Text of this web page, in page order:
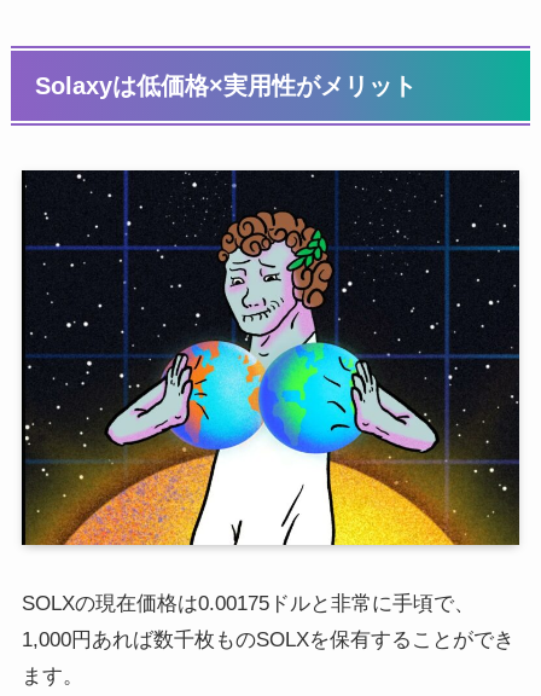
Solaxyは低価格×実用性がメリット
SOLXの現在価格は0.00175ドルと非常に手頃で、
1,000円あれば数千枚ものSOLXを保有することができ
ます。